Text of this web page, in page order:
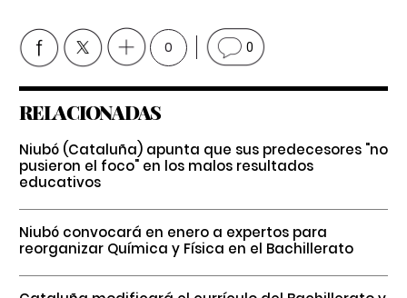
0 0
RELACIONADAS
Niubó (Cataluña) apunta que sus predecesores "no
pusieron el foco" en los malos resultados
educativos
Niubó convocará en enero a expertos para
reorganizar Química y Física en el Bachillerato